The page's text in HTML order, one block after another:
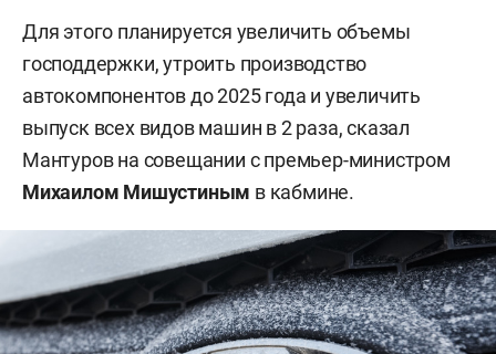
Для этого планируется увеличить объемы
господдержки, утроить производство
автокомпонентов до 2025 года и увеличить
выпуск всех видов машин в 2 раза, сказал
Мантуров на совещании с премьер-министром
Михаилом Мишустиным в кабмине.